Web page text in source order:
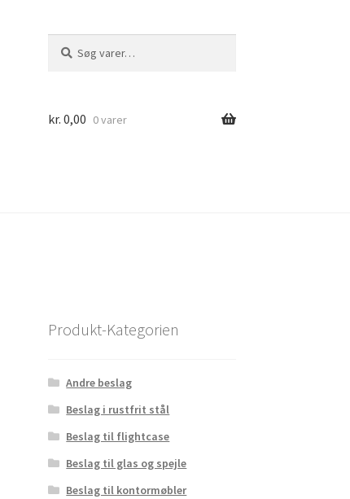
efter:
kr. 0,00 0 varer
Produkt-Kategorien
Andre beslag
Beslag i rustfrit stål
Beslag til flightcase
Beslag til glas og spejle
Beslag til kontormøbler